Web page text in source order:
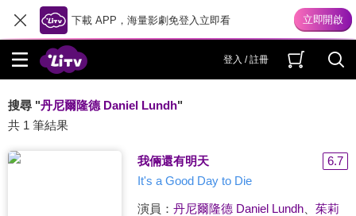
下載 APP，海量影劇免登入立即看
登入 / 註冊
搜尋 "丹尼爾隆德 Daniel Lundh"
共 1 筆結果
我倆還有明天
6.7
It's a Good Day to Die
演員： 丹尼爾隆德 Daniel Lundh、 茱莉